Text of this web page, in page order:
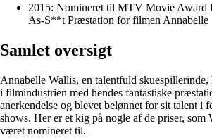
2015: Nomineret til MTV Movie Award
As-S**t Præstation for filmen Annabelle
Samlet oversigt
Annabelle Wallis, en talentfuld
i filmindustrien med hendes fantastiske
anerkendelse og blevet belønnet for sit talent i
shows. Her er et kig på nogle af de priser, som
været nomineret til.